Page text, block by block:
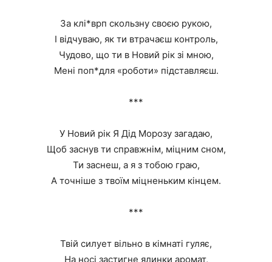
За клі*врп скользну своєю рукою,
І відчуваю, як ти втрачаєш контроль,
Чудово, що ти в Новий рік зі мною,
Мені поп*для «роботи» підставляєш.
***
У Новий рік Я Дід Морозу загадаю,
Щоб заснув ти справжнім, міцним сном,
Ти заснеш, а я з тобою граю,
А точніше з твоїм міцненьким кінцем.
***
Твій силует вільно в кімнаті гуляє,
На носі застигне ялинки аромат,